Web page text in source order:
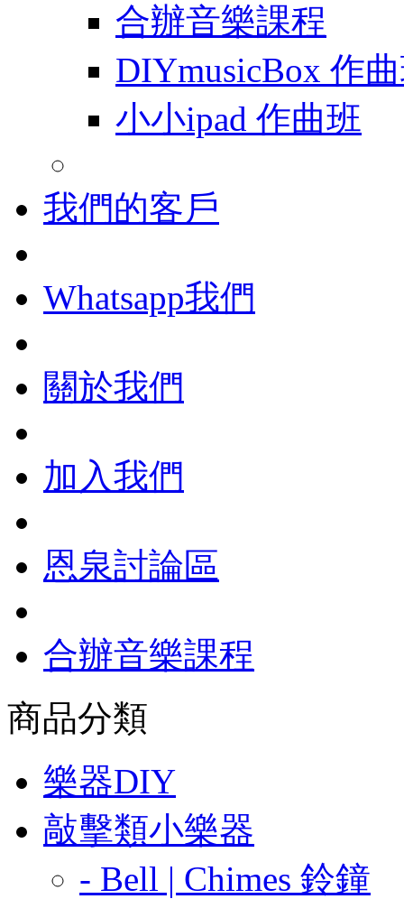
合辦音樂課程
DIYmusicBox 作
小小ipad 作曲班
我們的客戶
Whatsapp我們
關於我們
加入我們
恩泉討論區
合辦音樂課程
商品分類
樂器DIY
敲擊類小樂器
- Bell | Chimes 鈴鐘